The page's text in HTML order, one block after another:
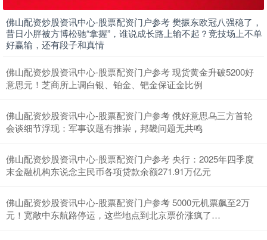
深证成指 14311.01 +200.89 +1.42%
佛山配资炒股资讯中心-股票配资门户参考 樊振东欧冠八强稳了，
昔日小胖被方博松驰“拿握”，谁说成长路上输不起？竞技场上不单
好赢输，还有段子和真情
佛山配资炒股资讯中心-股票配资门户参考 现货黄金升破5200好
意思元！芝商所上调白银、铂金、钯金保证金比例
佛山配资炒股资讯中心-股票配资门户参考 俄好意思乌三方首轮
会谈细节浮现：军事议题有推崇，邦畿问题无共鸣
佛山配资炒股资讯中心-股票配资门户参考 央行：2025年四季度
末金融机构东说念主民币各项贷款余额271.91万亿元
佛山配资炒股资讯中心-股票配资门户参考 5000元机票飙至2万
元！宽敞中东航路停运，这些地点到北京票价涨疯了…